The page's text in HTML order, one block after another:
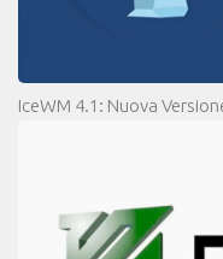
IceWM 4.1: Nuova